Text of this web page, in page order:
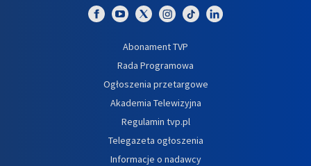
Abonament TVP
Rada Programowa
Ogłoszenia przetargowe
Akademia Telewizyjna
Regulamin tvp.pl
Telegazeta ogłoszenia
Informacje o nadawcy